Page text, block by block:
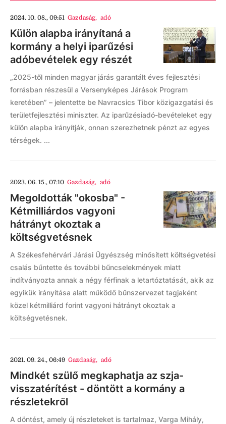
2024. 10. 08., 09:51 Gazdaság, adó
Külön alapba irányítaná a
kormány a helyi iparűzési
adóbevételek egy részét
„2025-től minden magyar járás garantált éves fejlesztési
forrásban részesül a Versenyképes Járások Program
keretében” – jelentette be Navracsics Tibor közigazgatási és
területfejlesztési miniszter. Az iparűzésiadó-bevételeket egy
külön alapba irányítják, onnan szerezhetnek pénzt az egyes
térségek. ...
2023. 06. 15., 07:10 Gazdaság, adó
Megoldották "okosba" -
Kétmilliárdos vagyoni
hátrányt okoztak a
költségvetésnek
A Székesfehérvári Járási Ügyészség minősített költségvetési
csalás bűntette és további bűncselekmények miatt
indítványozta annak a négy férfinak a letartóztatását, akik az
egyikük irányítása alatt működő bűnszervezet tagjaként
közel kétmilliárd forint vagyoni hátrányt okoztak a
költségvetésnek.
2021. 09. 24., 06:49 Gazdaság, adó
Mindkét szülő megkaphatja az szja-
visszatérítést - döntött a kormány a
részletekről
A döntést, amely új részleteket is tartalmaz, Varga Mihály,